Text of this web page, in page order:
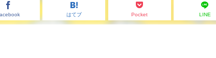
はてブ Pocket LINE